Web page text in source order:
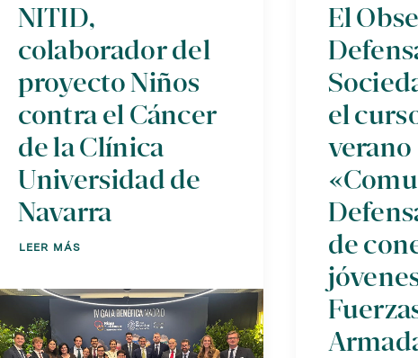
NITID,
colaborador del
proyecto Niños
contra el Cáncer
de la Clínica
Universidad de
Navarra
LEER MÁS
El
el
verano
de